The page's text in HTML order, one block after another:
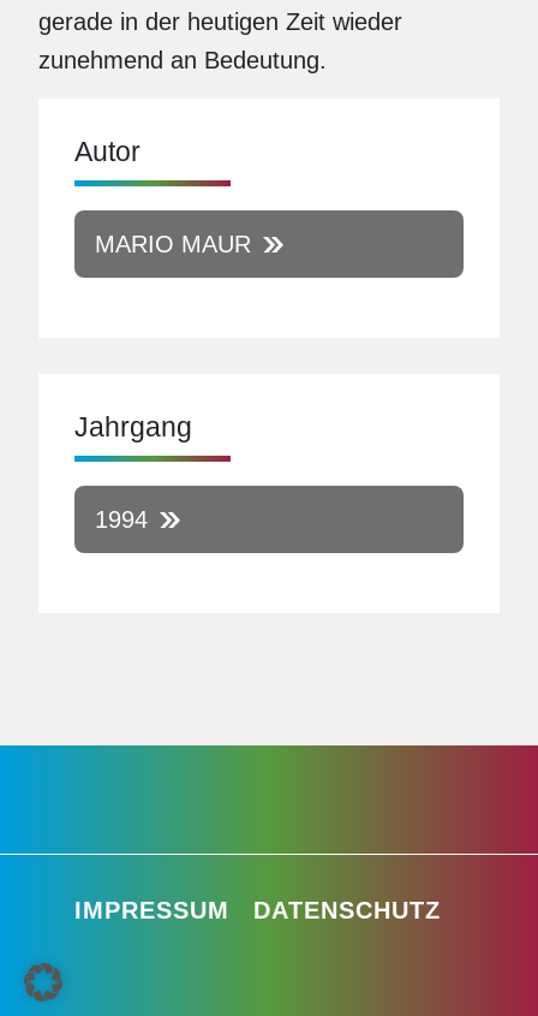
gerade in der heutigen Zeit wieder
zunehmend an Bedeutung.
Autor
MARIO MAUR
Jahrgang
1994
IMPRESSUM DATENSCHUTZ